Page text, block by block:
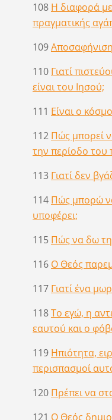
108 Η διαφορά
πραγματικής
109
110 Γιατί
είναι του Ιησού;
111 Είναι ο
112 Πώς μπορεί
την περίοδο του
113 Γιατί δεν
114 Πώς μπορώ
υποφέρει;
115 Πώς να δω
116 Ο Θεός
117 Γιατί ένα
118Το εγώ, η
εαυτού και ο
119 Ηπιότητα,
περισπασμοί
120 Πρέπει να
121 Ο Θεός